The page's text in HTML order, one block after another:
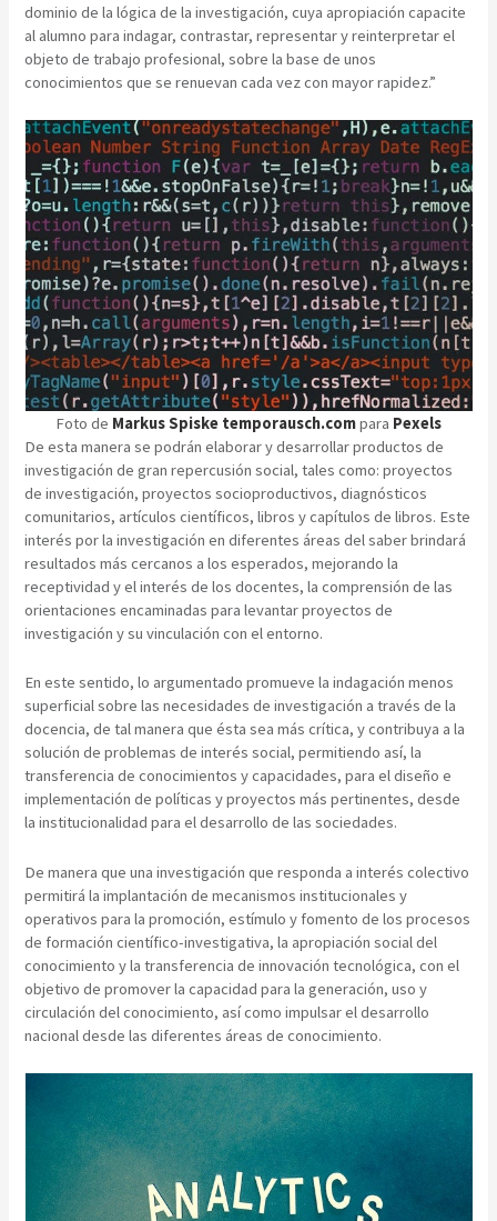
dominio de la lógica de la investigación, cuya apropiación capacite
al alumno para indagar, contrastar, representar y reinterpretar el
objeto de trabajo profesional, sobre la base de unos
conocimientos que se renuevan cada vez con mayor rapidez.”
Foto de Markus Spiske temporausch.compara Pexels
De esta manera se podrán elaborar y desarrollar productos de
investigación de gran repercusión social, tales como: proyectos
de investigación, proyectos socioproductivos, diagnósticos
comunitarios, artículos científicos, libros y capítulos de libros. Este
interés por la investigación en diferentes áreas del saber brindará
resultados más cercanos a los esperados, mejorando la
receptividad y el interés de los docentes, la comprensión de las
orientaciones encaminadas para levantar proyectos de
investigación y su vinculación con el entorno.
En este sentido, lo argumentado promueve la indagación menos
superficial sobre las necesidades de investigación a través de la
docencia, de tal manera que ésta sea más crítica, y contribuya a la
solución de problemas de interés social, permitiendo así, la
transferencia de conocimientos y capacidades, para el diseño e
implementación de políticas y proyectos más pertinentes, desde
la institucionalidad para el desarrollo de las sociedades.
De manera que una investigación que responda a interés colectivo
permitirá la implantación de mecanismos institucionales y
operativos para la promoción, estímulo y fomento de los procesos
de formación científico-investigativa, la apropiación social del
conocimiento y la transferencia de innovación tecnológica, con el
objetivo de promover la capacidad para la generación, uso y
circulación del conocimiento, así como impulsar el desarrollo
nacional desde las diferentes áreas de conocimiento.